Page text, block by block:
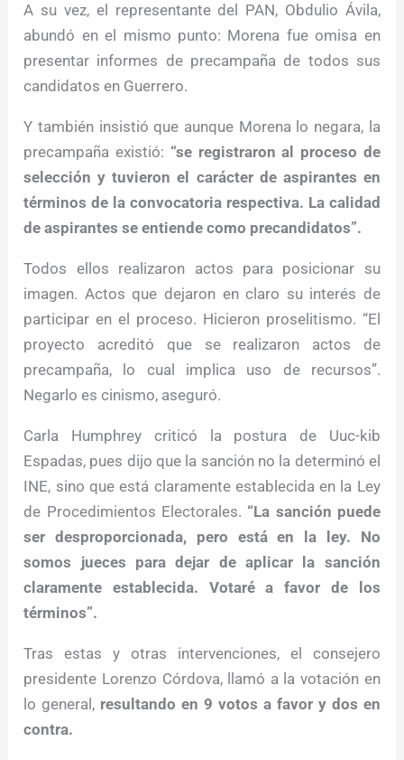
A su vez, el representante del PAN, Obdulio Ávila,
abundó en el mismo punto: Morena fue omisa en
presentar informes de precampaña de todos sus
candidatos en Guerrero.
Y también insistió que aunque Morena lo negara, la
precampaña existió: “se registraron al proceso de
selección y tuvieron el carácter de aspirantes en
términos de la convocatoria respectiva. La calidad
de aspirantes se entiende como precandidatos”.
Todos ellos realizaron actos para posicionar su
imagen. Actos que dejaron en claro su interés de
participar en el proceso. Hicieron proselitismo. “El
proyecto acreditó que se realizaron actos de
precampaña, lo cual implica uso de recursos”.
Negarlo es cinismo, aseguró.
Carla Humphrey criticó la postura de Uuc-kib
Espadas, pues dijo que la sanción no la determinó el
INE, sino que está claramente establecida en la Ley
de Procedimientos Electorales. “La sanción puede
ser desproporcionada, pero está en la ley. No
somos jueces para dejar de aplicar la sanción
claramente establecida. Votaré a favor de los
términos”.
Tras estas y otras intervenciones, el consejero
presidente Lorenzo Córdova, llamó a la votación en
lo general, resultando en 9 votos a favor y dos en
contra.